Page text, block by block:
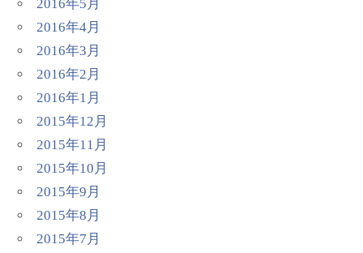
2016年5月
2016年4月
2016年3月
2016年2月
2016年1月
2015年12月
2015年11月
2015年10月
2015年9月
2015年8月
2015年7月